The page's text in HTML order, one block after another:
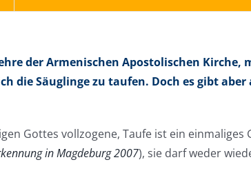
der Armenischen Apostolischen Kirche,
die Säuglinge zu taufen. Doch es gibt
Gottes vollzogene, Taufe ist ein einmaliges
in Magdeburg 2007), sie darf weder